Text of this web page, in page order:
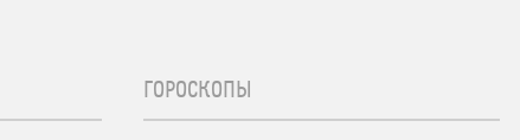
ГОРОСКОПЫ